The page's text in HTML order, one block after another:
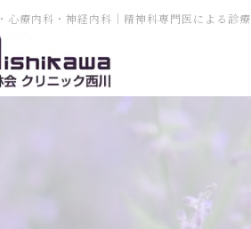
心療内科・神経内科｜精神科専門医による診療